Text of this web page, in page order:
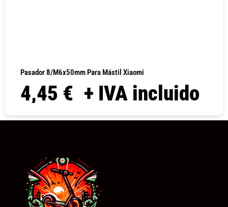
Pasador 8/M6x50mm Para Mástil Xiaomi
4,45 € + IVA incluido